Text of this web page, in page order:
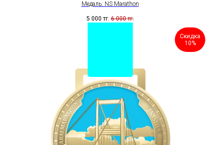
Медаль: NS Marathon
5 000 тг. 6 000 тг.
Скидка
10%